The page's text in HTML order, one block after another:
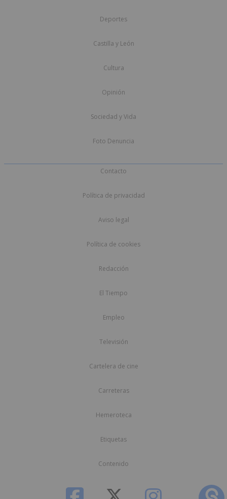
Deportes
Castilla y León
Cultura
Opinión
Sociedad y Vida
Foto Denuncia
Contacto
Política de privacidad
Aviso legal
Política de cookies
Redacción
El Tiempo
Empleo
Televisión
Cartelera de cine
Carreteras
Hemeroteca
Etiquetas
Contenido